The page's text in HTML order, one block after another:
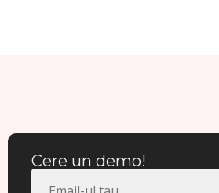
Cere un demo!